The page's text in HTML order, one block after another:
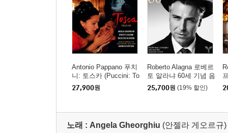
Antonio Pappano 푸치
니: 토스카 (Puccini: To
sca)
27,900원
Roberto Alagna 로베르
토 알라냐 60세 기념 음
반 (60)
25,700원 (19% 할인)
노래 : Angela Gheorghiu (안젤라 게오르규)